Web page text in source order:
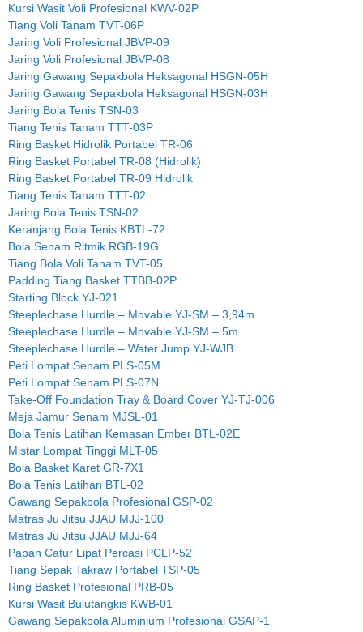
Kursi Wasit Voli Profesional KWV-02P
Tiang Voli Tanam TVT-06P
Jaring Voli Profesional JBVP-09
Jaring Voli Profesional JBVP-08
Jaring Gawang Sepakbola Heksagonal HSGN-05H
Jaring Gawang Sepakbola Heksagonal HSGN-03H
Jaring Bola Tenis TSN-03
Tiang Tenis Tanam TTT-03P
Ring Basket Hidrolik Portabel TR-06
Ring Basket Portabel TR-08 (Hidrolik)
Ring Basket Portabel TR-09 Hidrolik
Tiang Tenis Tanam TTT-02
Jaring Bola Tenis TSN-02
Keranjang Bola Tenis KBTL-72
Bola Senam Ritmik RGB-19G
Tiang Bola Voli Tanam TVT-05
Padding Tiang Basket TTBB-02P
Starting Block YJ-021
Steeplechase Hurdle – Movable YJ-SM – 3,94m
Steeplechase Hurdle – Movable YJ-SM – 5m
Steeplechase Hurdle – Water Jump YJ-WJB
Peti Lompat Senam PLS-05M
Peti Lompat Senam PLS-07N
Take-Off Foundation Tray & Board Cover YJ-TJ-006
Meja Jamur Senam MJSL-01
Bola Tenis Latihan Kemasan Ember BTL-02E
Mistar Lompat Tinggi MLT-05
Bola Basket Karet GR-7X1
Bola Tenis Latihan BTL-02
Gawang Sepakbola Profesional GSP-02
Matras Ju Jitsu JJAU MJJ-100
Matras Ju Jitsu JJAU MJJ-64
Papan Catur Lipat Percasi PCLP-52
Tiang Sepak Takraw Portabel TSP-05
Ring Basket Profesional PRB-05
Kursi Wasit Bulutangkis KWB-01
Gawang Sepakbola Aluminium Profesional GSAP-1